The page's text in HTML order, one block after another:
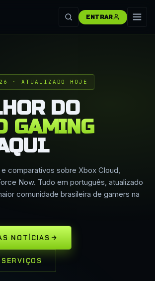
ENTRAR
· ATUALIZADO HOJE
DO
GAMING
comparativos sobre Xbox Cloud,
Now. Tudo em português, atualizado
comunidade brasileira de gamers na
NOTÍCIAS